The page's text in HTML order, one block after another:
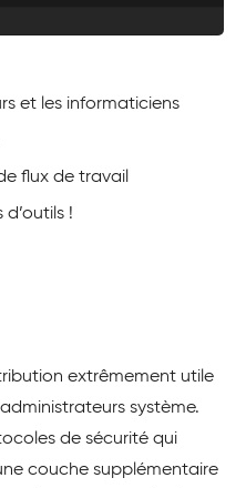
et les informaticiens
flux de travail
d’outils !
extrêmement utile
système.
de sécurité qui
couche supplémentaire